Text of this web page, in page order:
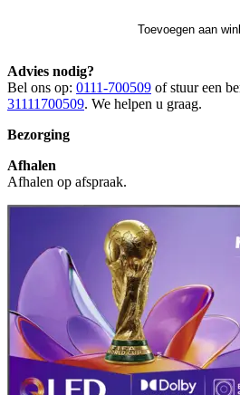
Toevoegen aan
Advies nodig?
Bel ons op: 0111-700509 of stuur een
31111700509. We helpen u graag.
Bezorging
Afhalen
Afhalen op afspraak.